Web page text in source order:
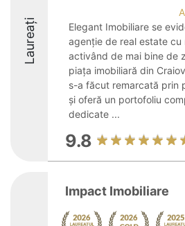
Laureați
Elegant Imobiliare se
agenție de real estate cu
activând de mai bine de
piața imobiliară din
s-a făcut remarcată prin
și oferă un portofoliu
dedicate ...
9.8
Impact Imobiliare